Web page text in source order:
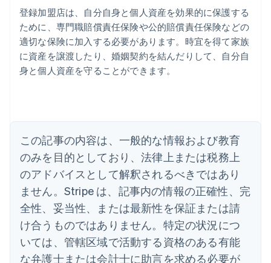
登録加盟店は、自分自身と個人資産を効果的に保護する
ために、専門職賠償責任保険や公的賠償責任保険などの
適切な保険に加入する必要があります。時宜を得て家族
に資産を譲渡したり、婚姻契約を結んだりして、自分自
身と個人資産を守ることができます。
この記事の内容は、一般的な情報および教育
のみを目的としており、法律上または税務上
のアドバイスとして解釈されるべきではあり
ません。Stripe は、記事内の情報の正確性、完
全性、妥当性、または最新性を保証または請
け合うものではありません。特定の状況につ
いては、管轄区域で活動する資格のある有能
な弁護士または会計士に助言を求める必要が
アイルランド
English
アメリカ
イギリス
イタリア
Italiano English
インド
English
エストニア
English
オーストラリア
English
オーストリア
Deutsch English